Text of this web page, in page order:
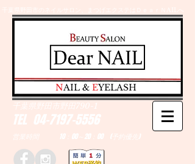
千葉県野田市のネイルサロン、まつげエクステはＤｅａｒＮAILへ
TEL 04-7197-5556
営業時間 10：00～20：00 (予約優先)
千葉県野田市野田790-1
​NAIL & EYELASH